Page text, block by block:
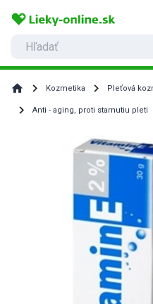
home Kozmetika Pleťová
Anti - aging, proti starnutiu pleti